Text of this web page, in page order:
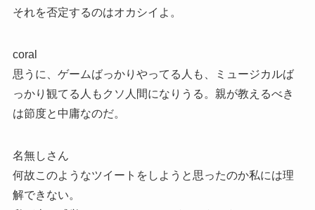
それを否定するのはオカシイよ。
coral
思うに、ゲームばっかりやってる人も、ミュージカルば
っかり観てる人もクソ人間になりうる。親が教えるべき
は節度と中庸なのだ。
名無しさん
何故このようなツイートをしようと思ったのか私には理
解できない。